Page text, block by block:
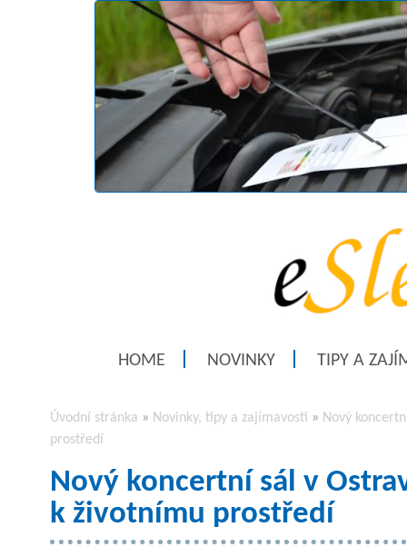
HOME NOVINKY TIPY A
Úvodní stránka » Novinky, tipy a zajímavosti » Nový
prostředí
Nový koncertní sál v
k životnímu prostředí